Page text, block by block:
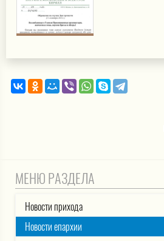
МЕНЮ РАЗДЕЛА
Новости прихода
Новости епархии